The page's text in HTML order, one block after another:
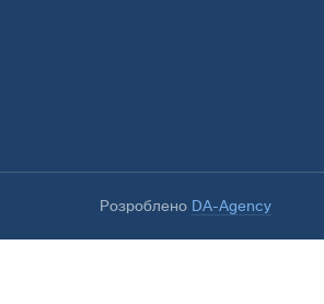
Розроблено DA-Agency